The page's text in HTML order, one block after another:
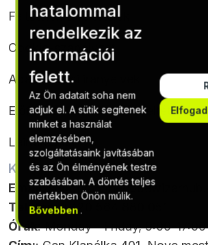
Feltételek & feltételek
Cookie-szabályzat
Adatvédelmi irányelvek
Előfizetési feltételek és feltételek
Leiratkozás
KAPCSOLATTARTÁSI ADATOK
Email:
Telefon: +420 564 880 051
Órák: Monday - Friday, 9:00-
hatalommal
rendelkezik az
információi
felett.
Az Ön adatait soha nem
adjuk el. A sütik segítenek
minket a használat
elemzésében,
szolgáltatásaink javításában
és az Ön élményének testre
szabásában. A döntés teljes
mértékben Önön múlik.
Bővebben .